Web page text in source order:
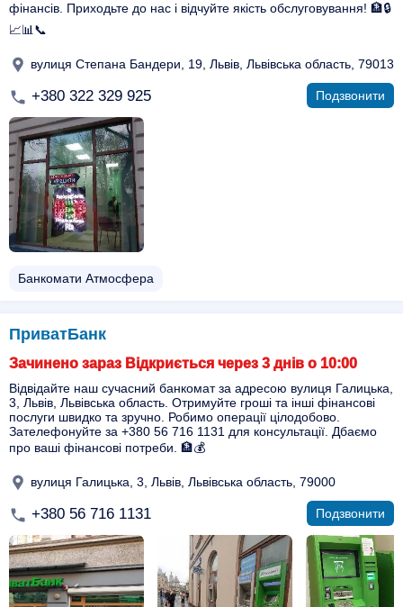
фінансів. Приходьте до нас і відчуйте якість обслуговування! 🏦🔒
📈📊📞
вулиця Степана Бандери, 19, Львів, Львівська область, 79013
+380 322 329 925 Подзвонити
Банкомати Атмосфера
ПриватБанк
Зачинено зараз Відкриється через 3 днів о 10:00
Відвідайте наш сучасний банкомат за адресою вулиця Галицька,
3, Львів, Львівська область. Отримуйте гроші та інші фінансові
послуги швидко та зручно. Робимо операції цілодобово.
Зателефонуйте за +380 56 716 1131 для консультації. Дбаємо
про ваші фінансові потреби. 🏦💰
вулиця Галицька, 3, Львів, Львівська область, 79000
+380 56 716 1131 Подзвонити